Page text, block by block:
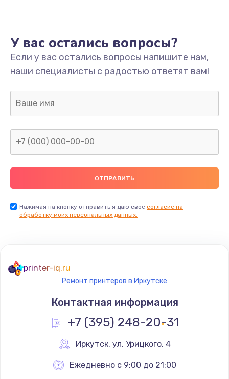
У вас остались вопросы?
Если у вас остались вопросы напишите нам,
наши специалисты с радостью ответят вам!
Нажимая на кнопку отправить я даю свое согласие на
обработку моих персональных данных.
printer-iq.ru
Ремонт принтеров в Иркутске
Контактная информация
+7 (395) 248-20-31
Иркутск, ул. Урицкого, 4
Ежедневно с 9:00 до 21:00